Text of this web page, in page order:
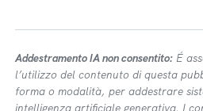
Addestramento IA non consentito: É
l’utilizzo del contenuto di questa
forma o modalità, per addestrare